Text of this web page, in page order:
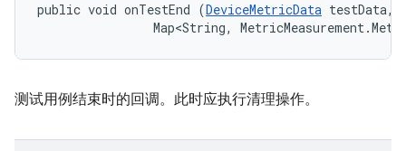
public void onTestEnd (DeviceMetricData testData,
Map<String,
测试用例结束时的回调。此时应执行清理操作。